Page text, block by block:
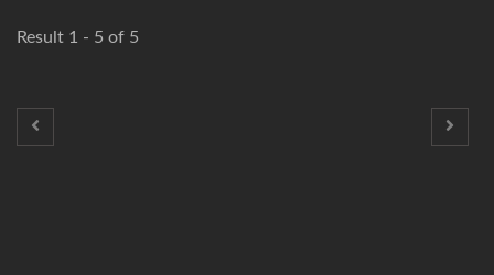
Result 1 - 5 of 5